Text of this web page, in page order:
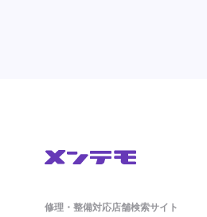
修理・整備対応店舗検索サイト